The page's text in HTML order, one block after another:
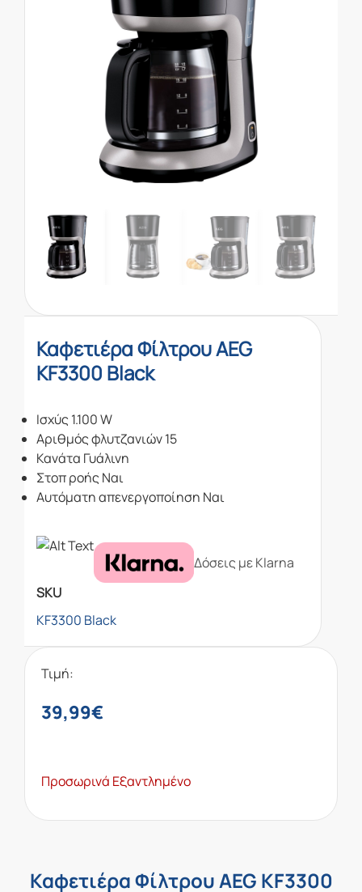
Καφετιέρα Φίλτρου AEG
KF3300 Black
Ισχύς 1.100 W
Αριθμός φλυτζανιών 15
Κανάτα Γυάλινη
Στοπ ροής Ναι
Αυτόματη απενεργοποίηση Ναι
Δόσεις με Klarna
SKU
KF3300 Black
Τιμή:
39,99€
Προσωρινά Εξαντλημένο
Καφετιέρα Φίλτρου AEG KF3300